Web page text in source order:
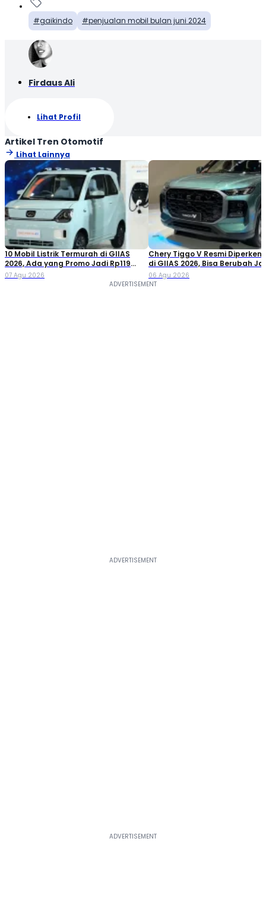
gaikindo penjualan mobil bulan juni 2024
Firdaus Ali
Lihat Profil
Artikel Tren Otomotif
Lihat Lainnya
10 Mobil Listrik Termurah di GIIAS
2026, Ada yang Promo Jadi Rp119
Jutaan!
07 Agu 2026
Chery Tiggo V Resmi
di GIIAS 2026, Bisa Berubah
Double Cabin
06 Agu 2026